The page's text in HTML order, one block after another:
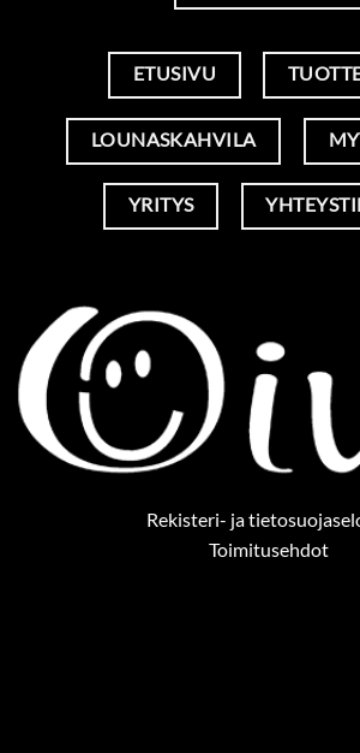
ETUSIVU
LOUNASKAHVILA
YRITYS
Rekisteri- ja
Toimitusehdot